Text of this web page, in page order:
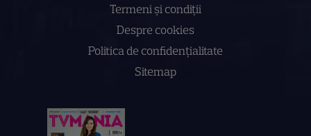
Termeni și condiții
Despre cookies
Politica de confidenţialitate
Sitemap